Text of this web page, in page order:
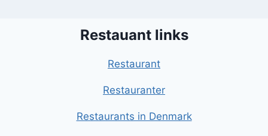
Restauant links
Restaurant
Restauranter
Restaurants in Denmark